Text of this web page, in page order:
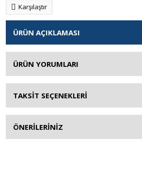
Karşılaştır
ÜRÜN AÇIKLAMASI
ÜRÜN YORUMLARI
TAKSİT SEÇENEKLERİ
ÖNERİLERİNİZ